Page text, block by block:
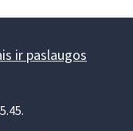
ir paslaugos